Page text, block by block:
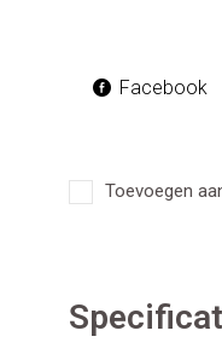
Facebook
Toevoegen